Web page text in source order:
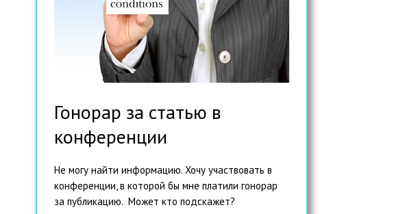
Гонорар за статью в
конференции
Не могу найти информацию. Хочу участвовать в
конференции, в которой бы мне платили гонорар
за публикацию. Может кто подскажет?